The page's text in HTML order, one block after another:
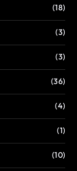
(18)
(3)
(3)
(36)
(4)
(1)
(10)